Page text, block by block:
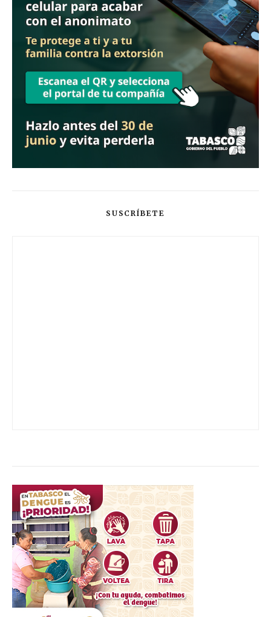
SUSCRÍBETE